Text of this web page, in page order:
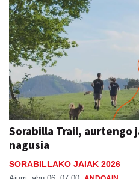
Sorabilla Trail, aurtengo
nagusia
SORABILLAKO JAIAK 2026